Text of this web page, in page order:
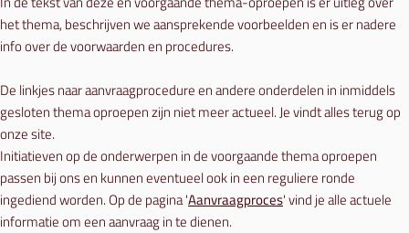
het thema, beschrijven we aansprekende voorbeelden en is er nadere
info over de voorwaarden en procedures.
De linkjes naar aanvraagprocedure en andere onderdelen in inmiddels
gesloten thema oproepen zijn niet meer actueel. Je vindt alles terug op
onze site.
Initiatieven op de onderwerpen in de voorgaande thema oproepen
passen bij ons en kunnen eventueel ook in een reguliere ronde
ingediend worden. Op de pagina 'Aanvraagproces' vind je alle actuele
informatie om een aanvraag in te dienen.